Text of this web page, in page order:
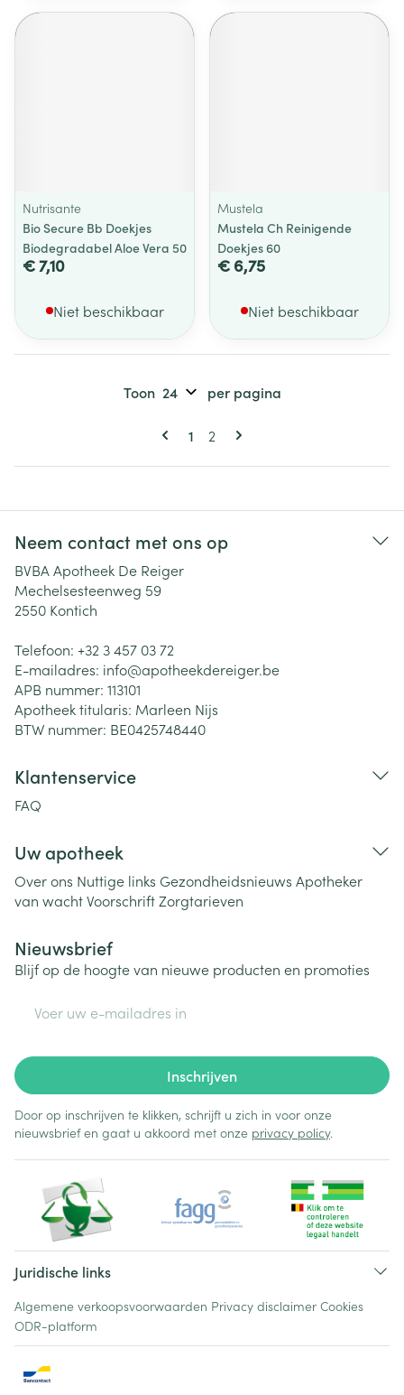
Nutrisante
Bio Secure Bb Doekjes
Biodegradabel Aloe Vera 50
€ 7,10
Niet beschikbaar
Mustela
Mustela Ch Reinigende
Doekjes 60
€ 6,75
Niet beschikbaar
Pagina's
U lees momenteel pagina
1 Pagina
2
Toon per pagina
Neem contact met ons op
BVBA Apotheek De Reiger
Mechelsesteenweg 59
2550 Kontich
Telefoon: +32 3 457 03 72
E-mailadres: info@apotheekdereiger.be
APB nummer: 113101
Apotheek titularis: Marleen Nijs
BTW nummer: BE0425748440
Klantenservice
FAQ
Uw apotheek
Over ons Nuttige links Gezondheidsnieuws Apotheker
van wachtVoorschriftZorgtarieven
Nieuwsbrief
Blijf op de hoogte van nieuwe producten en promoties
Inschrijven
Door op inschrijven te klikken, schrijft u zich in voor onze
nieuwsbrief en gaat u akkoord met onze privacy policy.
Juridische links
Algemene verkoopsvoorwaarden Privacy disclaimer Cookies
ODR-platform